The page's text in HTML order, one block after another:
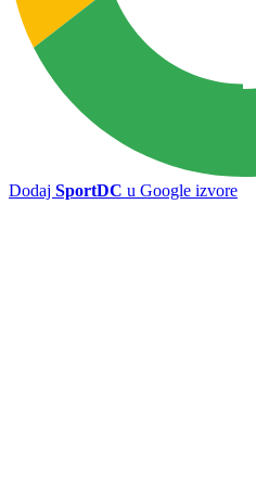
Kontinuitet na ispitu: Nova
sezona donosi izazove za
članove stalne četvorke